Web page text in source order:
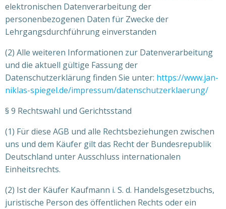
elektronischen Datenverarbeitung der
personenbezogenen Daten für Zwecke der
Lehrgangsdurchführung einverstanden
(2) Alle weiteren Informationen zur Datenverarbeitung
und die aktuell gültige Fassung der
Datenschutzerklärung finden Sie unter: https://www.jan-
niklas-spiegel.de/impressum/datenschutzerklaerung/
§ 9 Rechtswahl und Gerichtsstand
(1) Für diese AGB und alle Rechtsbeziehungen zwischen
uns und dem Käufer gilt das Recht der Bundesrepublik
Deutschland unter Ausschluss internationalen
Einheitsrechts.
(2) Ist der Käufer Kaufmann i. S. d. Handelsgesetzbuchs,
juristische Person des öffentlichen Rechts oder ein